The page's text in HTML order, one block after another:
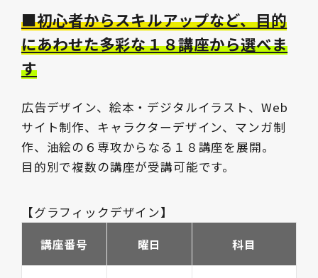
■初心者からスキルアップなど、目的
にあわせた多彩な１８講座から選べま
す
広告デザイン、絵本・デジタルイラスト、Web
サイト制作、キャラクターデザイン、マンガ制
作、油絵の６専攻からなる１８講座を展開。
目的別で複数の講座が受講可能です。
【グラフィックデザイン】
講座番号 曜日 科目